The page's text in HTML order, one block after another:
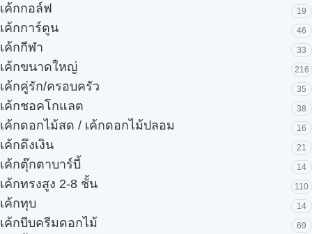
เค้กกอล์ฟ 19
เค้กการ์ตูน 46
เค้กกีฬา 33
เค้กขนาดใหญ่ 216
เค้กคู่รัก/ครอบครัว 35
เค้กชอคโกแลต 38
เค้กดอกไม้สด / เค้กดอกไม้ปลอม 16
เค้กดึงเงิน 21
เค้กตุ๊กตาบาร์บี้ 14
เค้กทรงสูง 2-8 ชั้น 110
เค้กทุบ 14
เค้กบีบครีมดอกไม้ 69